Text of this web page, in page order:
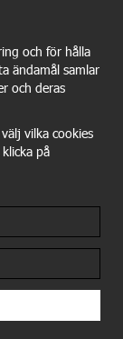
och för hålla
ändamål samlar
och deras
vilka cookies
på